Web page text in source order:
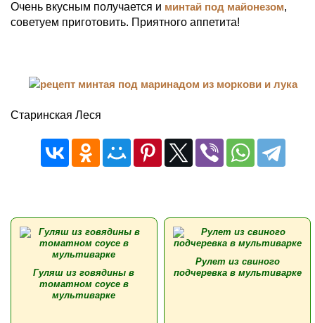
Очень вкусным получается и минтай под майонезом,
советуем приготовить. Приятного аппетита!
Старинская Леся
Гуляш из говядины в
томатном соусе в
мультиварке
Рулет из свиного
подчеревка в мультиварке